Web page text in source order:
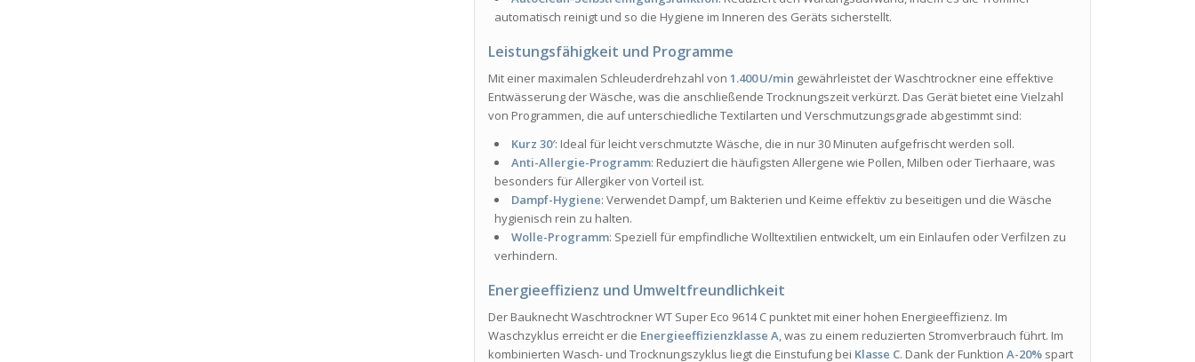
automatisch reinigt und so die Hygiene im Inneren des Geräts sicherstellt.
Leistungsfähigkeit und Programme
Mit einer maximalen Schleuderdrehzahl von1.400 U/min gewährleistet der Waschtrockner eine effektive
Entwässerung der Wäsche, was die anschließende Trocknungszeit verkürzt. Das Gerät bietet eine Vielzahl
von Programmen, die auf unterschiedliche Textilarten und Verschmutzungsgrade abgestimmt sind:
Kurz 30′: Ideal für leicht verschmutzte Wäsche, die in nur 30 Minuten aufgefrischt werden soll.
Anti-Allergie-Programm: Reduziert die häufigsten Allergene wie Pollen, Milben oder Tierhaare, was
besonders für Allergiker von Vorteil ist.
Dampf-Hygiene: Verwendet Dampf, um Bakterien und Keime effektiv zu beseitigen und die Wäsche
hygienisch rein zu halten.
Wolle-Programm: Speziell für empfindliche Wolltextilien entwickelt, um ein Einlaufen oder Verfilzen zu
verhindern.
Energieeffizienz und Umweltfreundlichkeit
Der Bauknecht Waschtrockner WT Super Eco 9614 C punktet mit einer hohen Energieeffizienz. Im
Waschzyklus erreicht er die Energieeffizienzklasse A, was zu einem reduzierten Stromverbrauch führt. Im
kombinierten Wasch- und Trocknungszyklus liegt die Einstufung bei Klasse C. Dank der FunktionA-20% spart